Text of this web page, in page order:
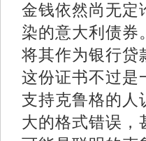
金钱依然尚无定
染的意大利债券
将其作为银行贷
这份证书不过是
支持克鲁格的人
大的格式错误，